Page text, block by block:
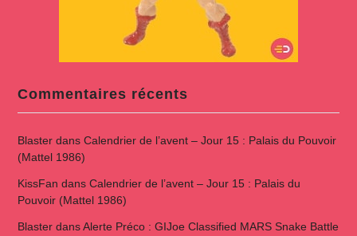
Commentaires récents
Blasterdans Calendrier de l’avent – Jour 15 : Palais du Pouvoir
(Mattel 1986)
KissFan dans Calendrier de l’avent – Jour 15 : Palais du
Pouvoir (Mattel 1986)
BlasterdansAlerte Préco : GIJoe Classified MARS Snake Battle